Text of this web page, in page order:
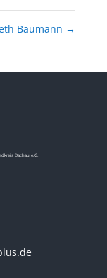
Baumann →
Dachau e.G.